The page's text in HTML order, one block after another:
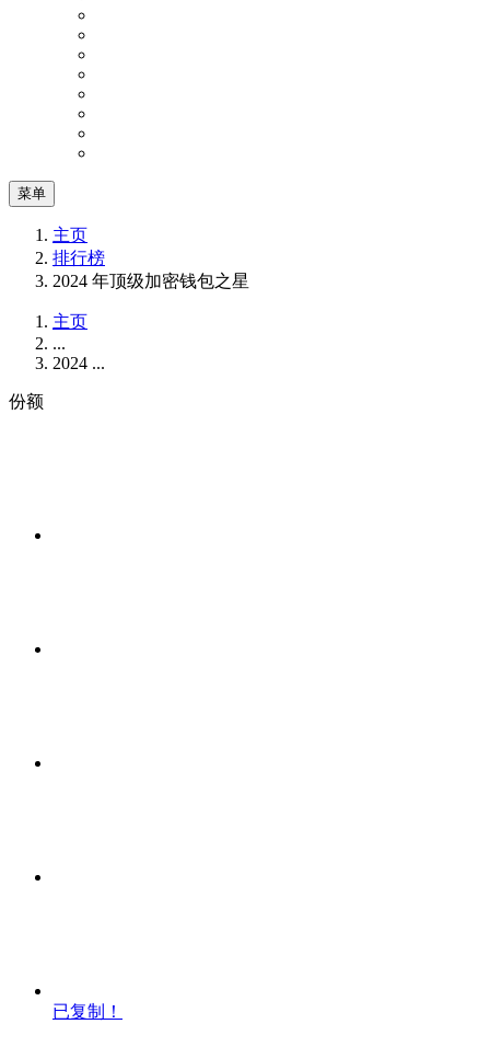
菜单
主页
排行榜
2024 年顶级加密钱包之星
主页
...
2024 ...
份额
已复制！